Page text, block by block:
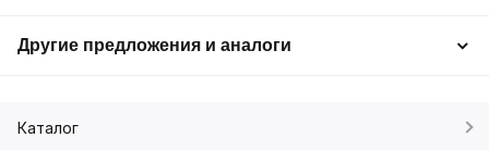
Другие предложения и аналоги
Каталог